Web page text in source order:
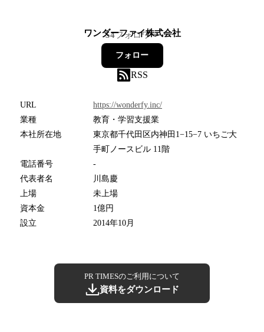
ワンダーファイ株式会社
54フォロワー
フォロー
RSS
URL
https://wonderfy.inc/
業種
教育・学習支援業
本社所在地
東京都千代田区内神田1−15−7 いちご大
手町ノースビル 11階
電話番号
-
代表者名
川島慶
上場
未上場
資本金
1億円
設立
2014年10月
PR TIMESのご利用について
資料をダウンロード